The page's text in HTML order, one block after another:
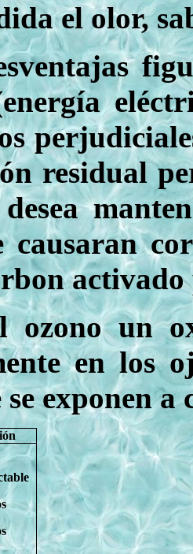
el olor,
residual
ozono un
en los
exponen a